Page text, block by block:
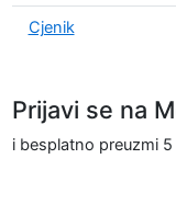
Cjenik
Prijavi se na
i besplatno preuzmi